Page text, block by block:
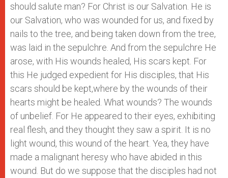
should salute man? For Christ is our Salvation. He is
our Salvation, who was wounded for us, and fixed by
nails to the tree, and being taken down from the tree,
was laid in the sepulchre. And from the sepulchre He
arose, with His wounds healed, His scars kept. For
this He judged expedient for His disciples, that His
scars should be kept,where by the wounds of their
hearts might be healed. What wounds? The wounds
of unbelief. For He appeared to their eyes, exhibiting
real flesh, and they thought they saw a spirit. It is no
light wound, this wound of the heart. Yea, they have
made a malignant heresy who have abided in this
wound. But do we suppose that the disciples had not